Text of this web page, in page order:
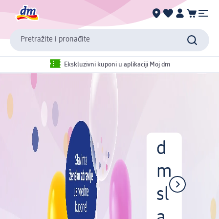
Pretražite i pronađite
Ekskluzivni kuponi u aplikaciji Moj dm
d
m
sl